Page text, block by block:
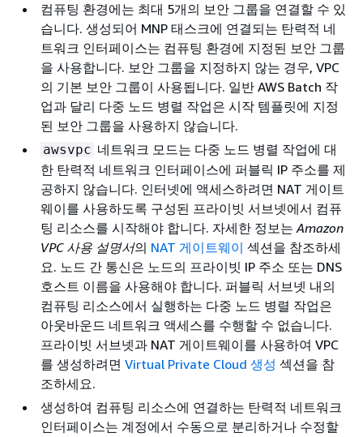
컴퓨팅 환경에는 최대 5개의 보안 그룹을 연결할 수 있
습니다. 생성되어 MNP 태스크에 연결되는 탄력적 네
트워크 인터페이스는 컴퓨팅 환경에 지정된 보안 그룹
을 사용합니다. 보안 그룹을 지정하지 않는 경우, VPC
의 기본 보안 그룹이 사용됩니다. 일반 AWS Batch 작
업과 달리 다중 노드 병렬 작업은 시작 템플릿에 지정
된 보안 그룹을 사용하지 않습니다.
awsvpc 네트워크 모드는 다중 노드 병렬 작업에 대
한 탄력적 네트워크 인터페이스에 퍼블릭 IP 주소를 제
공하지 않습니다. 인터넷에 액세스하려면 NAT 게이트
웨이를 사용하도록 구성된 프라이빗 서브넷에서 컴퓨
팅 리소스를 시작해야 합니다. 자세한 정보는Amazon
VPC 사용 설명서의 NAT 게이트웨이 섹션을 참조하세
요. 노드 간 통신은 노드의 프라이빗 IP 주소 또는 DNS
호스트 이름을 사용해야 합니다. 퍼블릭 서브넷 내의
컴퓨팅 리소스에서 실행하는 다중 노드 병렬 작업은
아웃바운드 네트워크 액세스를 수행할 수 없습니다.
프라이빗 서브넷과 NAT 게이트웨이를 사용하여 VPC
를 생성하려면 Virtual Private Cloud 생성 섹션을 참
조하세요.
생성하여 컴퓨팅 리소스에 연결하는 탄력적 네트워크
인터페이스는 계정에서 수동으로 분리하거나 수정할